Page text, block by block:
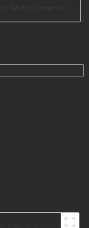
Wohnzimmer,